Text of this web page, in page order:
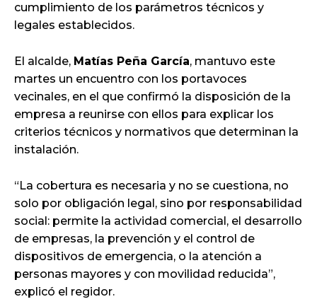
cumplimiento de los parámetros técnicos y
legales establecidos.
El alcalde, Matías Peña García, mantuvo este
martes un encuentro con los portavoces
vecinales, en el que confirmó la disposición de la
empresa a reunirse con ellos para explicar los
criterios técnicos y normativos que determinan la
instalación.
“La cobertura es necesaria y no se cuestiona, no
solo por obligación legal, sino por responsabilidad
social: permite la actividad comercial, el desarrollo
de empresas, la prevención y el control de
dispositivos de emergencia, o la atención a
personas mayores y con movilidad reducida”,
explicó el regidor.